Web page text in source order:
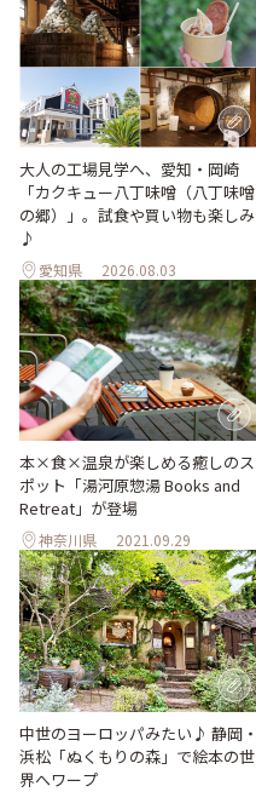
大人の工場見学へ、愛知・岡崎
「カクキュー八丁味噌（八丁味噌
の郷）」。試食や買い物も楽しみ
♪
愛知県 2026.08.03
本×食×温泉が楽しめる癒しのス
ポット「湯河原惣湯 Books and
Retreat」が登場
神奈川県 2021.09.29
中世のヨーロッパみたい♪ 静岡・
浜松「ぬくもりの森」で絵本の世
界へワープ